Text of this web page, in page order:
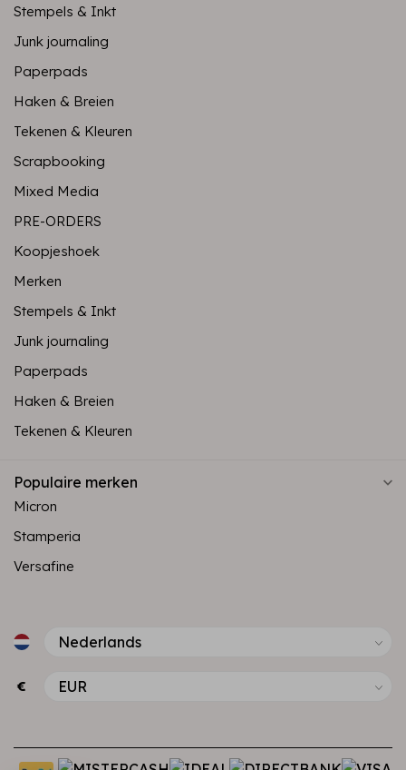
Stempels & Inkt
Junk journaling
Paperpads
Haken & Breien
Tekenen & Kleuren
Scrapbooking
Mixed Media
PRE-ORDERS
Koopjeshoek
Merken
Stempels & Inkt
Junk journaling
Paperpads
Haken & Breien
Tekenen & Kleuren
Populaire merken
Micron
Stamperia
Versafine
€